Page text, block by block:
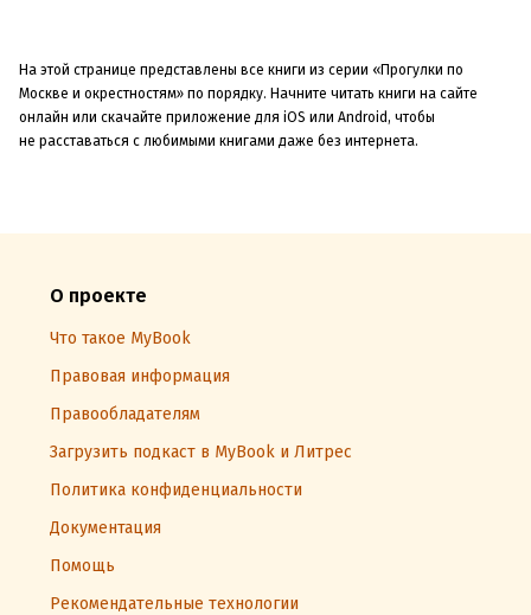
На этой странице представлены все книги из серии «Прогулки по
Москве и окрестностям» по порядку. Начните читать книги на сайте
онлайн или скачайте приложение для iOS или Android, чтобы
не расставаться с любимыми книгами даже без интернета.
О проекте
Что такое MyBook
Правовая информация
Правообладателям
Загрузить подкаст в MyBook и Литрес
Политика конфиденциальности
Документация
Помощь
Рекомендательные технологии